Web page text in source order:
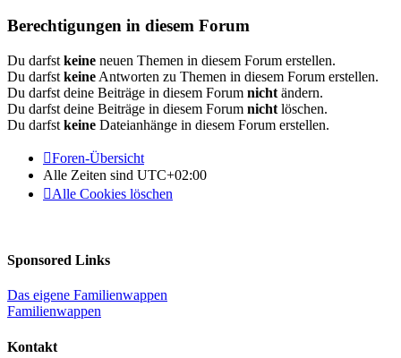
Berechtigungen in diesem Forum
Du darfst keine neuen Themen in diesem Forum erstellen.
Du darfst keine Antworten zu Themen in diesem Forum erstellen.
Du darfst deine Beiträge in diesem Forum nicht ändern.
Du darfst deine Beiträge in diesem Forum nicht löschen.
Du darfst keine Dateianhänge in diesem Forum erstellen.
Foren-Übersicht
Alle Zeiten sind UTC+02:00
Alle Cookies löschen
Sponsored Links
Das eigene Familienwappen
Familienwappen
Kontakt